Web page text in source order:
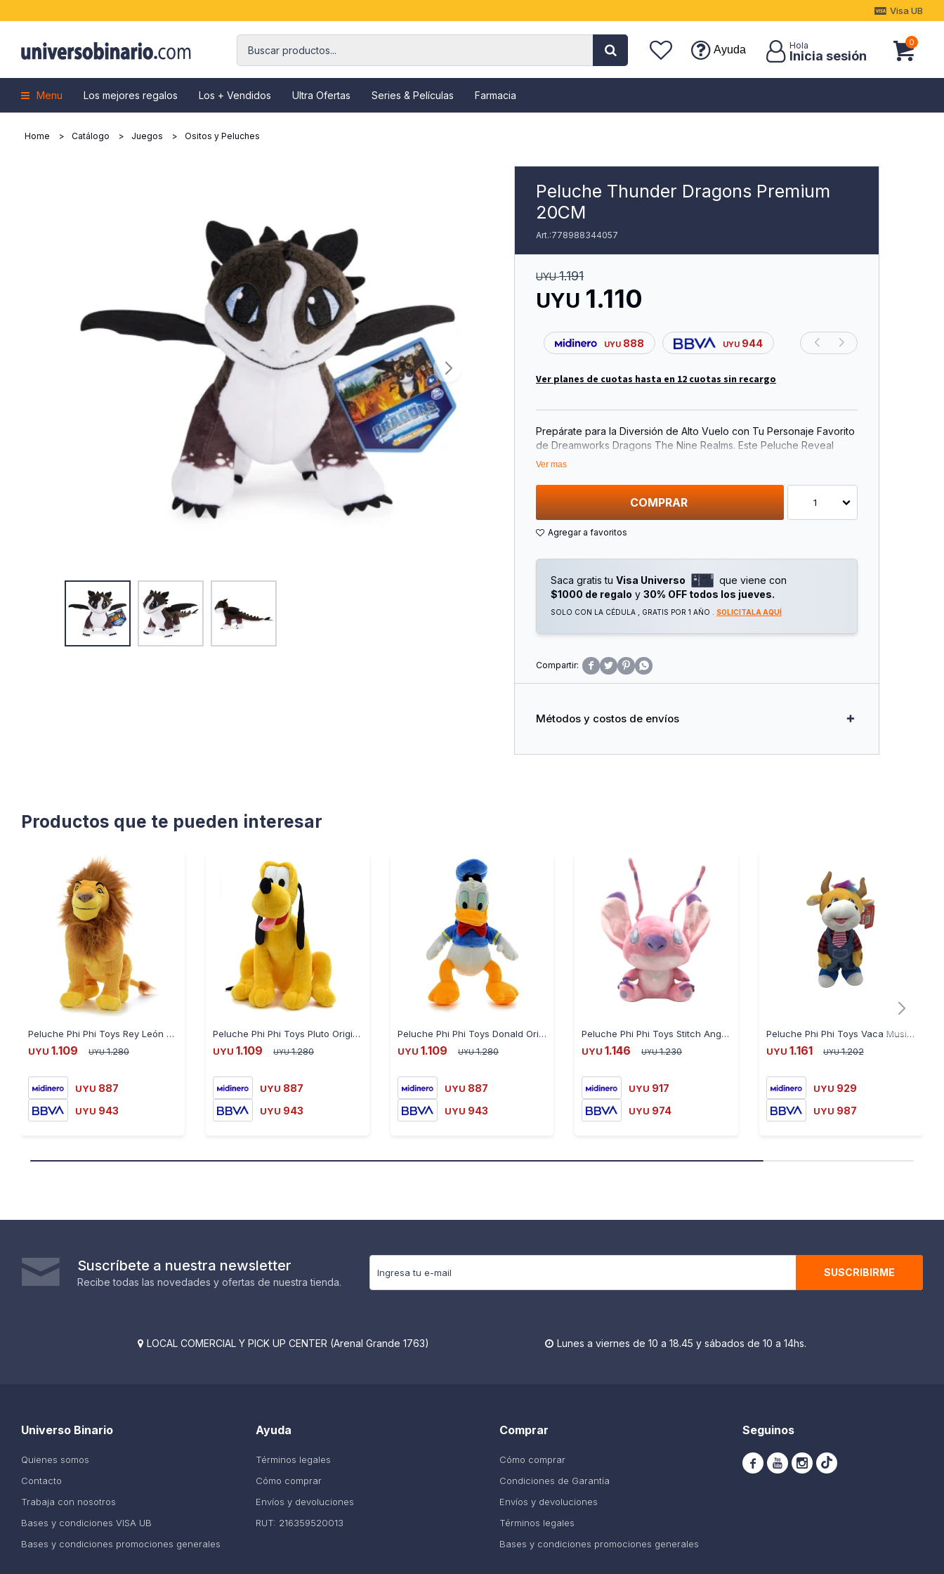
Menu Los mejores regalos Los + Vendidos Ultra Ofertas Series & Películas Farmacia
Ayuda
0
Visa UB
Home Catálogo Juegos Ositos y Peluches
Peluche Thunder Dragons Premium
20CM
778988344057
UYU 1.110
UYU 1.191
UYU 888 UYU 944
Ver planes de cuotas hasta en 12 cuotas sin recargo
Prepárate para la Diversión de Alto Vuelo con Tu Personaje Favorito
de Dreamworks Dragons The Nine Realms. Este Peluche Reveal
Premium de 20,3 cm es Suave y Fácil de Abrazar, con Alas
Sostenga su Pata Delantera Izquierda en sus Manos para Calentarlo.
Heat Revelará su Clase de Dragón. con un Material Supersuave y
Dragón de la Serie Animada.
Construye Tu Colección Dragons The Nine Realms y Colecciona a
Feathers, Plowhorn, Thunder y Bubblehorn.
Ver mas
COMPRAR 1
Saca gratis tu Visa Universo
que viene con
$1000 de regalo y 30% OFF todos los jueves.
SOLO CON LA CÉDULA , GRATIS POR 1 AÑO . SOLICITALA AQUÍ
   
Métodos y costos de envíos
Productos que te pueden interesar
Peluche Phi Phi Toys Rey León Mufasa 25 cm
UYU 1.109 UYU 1.280
UYU 887
UYU 943
Peluche Phi Phi Toys Pluto Original 30 cm
UYU 1.109 UYU 1.280
UYU 887
UYU 943
Peluche Phi Phi Toys Donald Original 30 cm
UYU 1.109 UYU 1.280
UYU 887
UYU 943
Peluche Phi Phi Toys Stitch Angel 22cm
UYU 1.146 UYU 1.230
UYU 917
UYU 974
Peluche Phi Phi Toys Vaca Musical Con Movimiento
UYU 1.161 UYU 1.202
UYU 929
UYU 987
Suscríbete a nuestra newsletter
Recibe todas las novedades y ofertas de nuestra tienda.
SUSCRIBIRME
 LOCAL COMERCIAL Y PICK UP CENTER (Arenal Grande 1763)  Lunes a viernes de 10 a 18.45 y sábados de 10 a 14hs.
Ayuda
Términos legales
Cómo comprar
Envíos y devoluciones
RUT: 216359520013
Universo Binario
Quienes somos
Contacto
Trabaja con nosotros
Bases y condiciones VISA UB
Bases y condiciones promociones generales
Comprar
Cómo comprar
Condiciones de Garantía
Envíos y devoluciones
Términos legales
Bases y condiciones promociones generales
Seguinos
  